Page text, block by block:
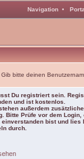
Navigation •
Gib bitte deinen
Du registriert sein.
und ist kostenlos.
außerdem zusätzliche
Bitte Prüfe vor dem Login,
bist und lies
durch.